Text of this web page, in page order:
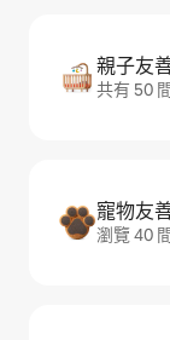
親子友
共有 50
寵物友
瀏覽 40